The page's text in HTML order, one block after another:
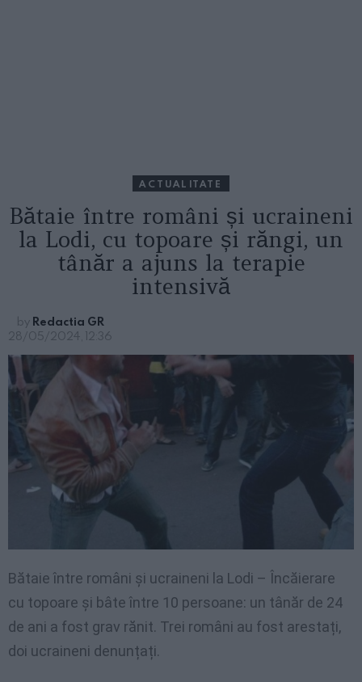
ACTUALITATE
Bătaie între români și ucraineni
la Lodi, cu topoare și răngi, un
tânăr a ajuns la terapie
intensivă
by Redactia GR
28/05/2024, 12:36
Bătaie între români și ucraineni la Lodi – Încăierare
cu topoare și bâte între 10 persoane: un tânăr de 24
de ani a fost grav rănit. Trei români au fost arestați,
doi ucraineni denunțați.